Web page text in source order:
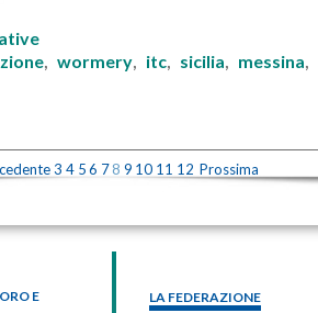
,wormery, itc, sicilia, messina,
3 4 56 7 8 9 10 11 12 Prossima
LA FEDERAZIONE
E